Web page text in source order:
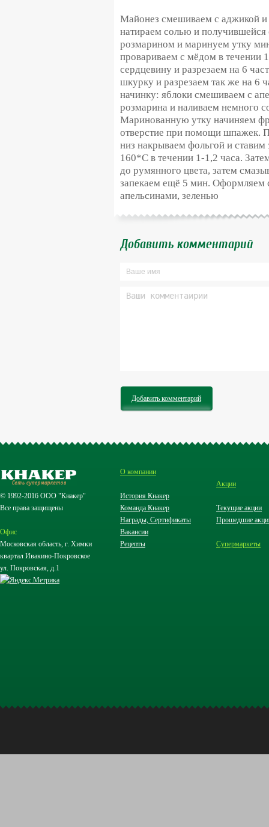
Майонез смешиваем с аджикой и
натираем солью и
розмарином и маринуем утку
провариваем с мёдом в течении
сердцевину и разрезаем на 6
шкурку и разрезаем так же на 6
начинку: яблоки смешиваем с
розмарина и наливаем немного
Маринованную утку начиняем
отверстие при помощи шпажек.
низ накрываем фольгой и ставим
160*С в течении 1-1,2 часа.
до румянного цвета, затем
запекаем ещё 5 мин. Оформляем
апельсинами, зеленью
Добавить комментарий
Добавить комментарий
© 1992-2016 ООО "Кнакер"
Все права защищены
Офис
Московская область, г. Химки
квартал Ивакино-Покровское
ул. Покровская, д.1
О компании
История Кнакер
Команда Кнакер
Награды, Сертификаты
Вакансии
Рецепты
Акции
Текущие акции
Прошедшие
Супермаркеты